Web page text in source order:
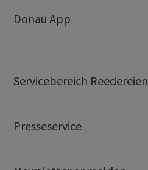
Donau App
Servicebereich Reedereien
Presseservice